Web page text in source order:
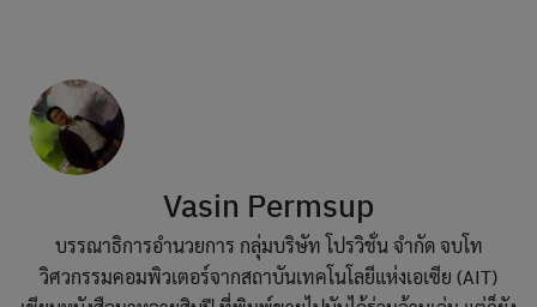
content
Vasin Permsup
บรรณาธิการอำนวยการ กลุ่มบริษัท โปรวิชั่น จำกัด จบโท
วิศวกรรมคอมพิวเตอร์จากสถาบันเทคโนโลยีแห่งเอเซีย (AIT)